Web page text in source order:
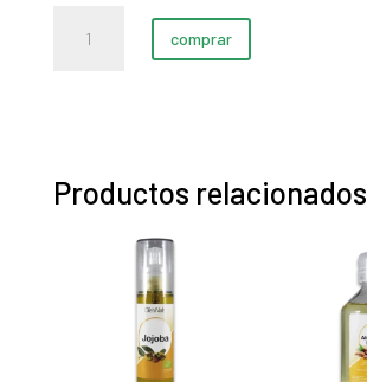
comprar
Productos relacionados